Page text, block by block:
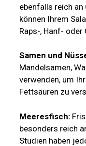
ebenfalls reich
können Ihrem
Raps-, Hanf- oder
Samen und
Mandelsamen,
verwenden, um
Fettsäuren zu
Meeresfisch:
besonders reich
Studien haben